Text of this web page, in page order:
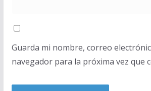
Guarda mi nombre, correo
navegador para la próxima vez que